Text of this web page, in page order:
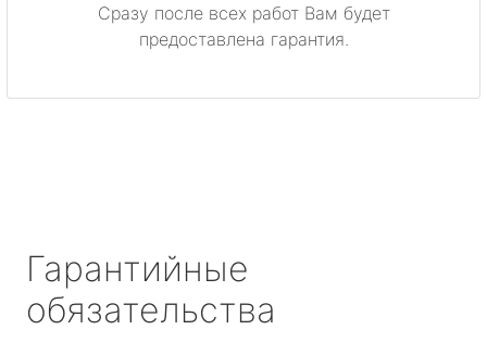
Сразу после всех работ Вам будет
предоставлена гарантия.
Гарантийные
обязательства